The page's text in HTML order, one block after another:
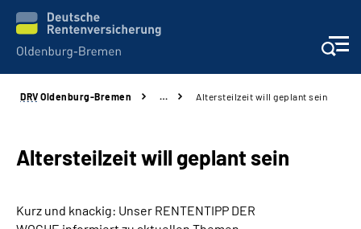
Services
Beratung und Kontakt
DRV Oldenburg-Bremen … Altersteilzeit will geplant sein
Altersteilzeit will geplant sein
Kurz und knackig: Unser RENTENTIPP DER